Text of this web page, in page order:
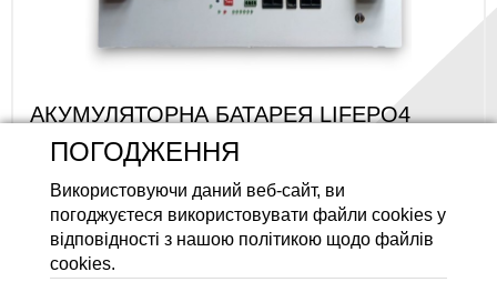
АКУМУЛЯТОРНА БАТАРЕЯ LIFEPO4
TENKO-STANDART
Код товару: AKB LF 51.2-280Ah Standart
Товар під замовлення
78 000 ГРН
ПОГОДЖЕННЯ
Використовуючи даний веб-сайт, ви
погоджуєтеся використовувати файли cookies у
відповідності з нашою політикою щодо файлів
cookies.